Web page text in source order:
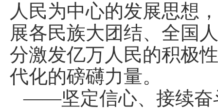
人民为中心的发展思想
展各民族大团结、全国
分激发亿万人民的积极
代化的磅礴力量。
——坚定信心、接续奋